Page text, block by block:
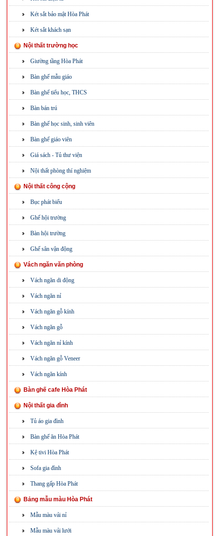
Két sắt bảo mật Hòa Phát
Két sắt khách sạn
Nội thất trường học
Giường tầng Hòa Phát
Bàn ghế mẫu giáo
Bàn ghế tiểu học, THCS
Bàn bán trú
Bàn ghế học sinh, sinh viên
Bàn ghế giáo viên
Giá sách - Tủ thư viện
Nội thất phòng thí nghiệm
Nội thất công cộng
Bục phát biểu
Ghế hội trường
Bàn hội trường
Ghế sân vận động
Vách ngăn văn phòng
Vách ngăn di động
Vách ngăn nỉ
Vách ngăn gỗ kính
Vách ngăn gỗ
Vách ngăn nỉ kính
Vách ngăn gỗ Veneer
Vách ngăn kính
Bàn ghế cafe Hòa Phát
Nội thất gia đình
Tủ áo gia đình
Bàn ghế ăn Hòa Phát
Kệ tivi Hòa Phát
Sofa gia đình
Thang gấp Hòa Phát
Bảng mẫu màu Hòa Phát
Mẫu màu vải nỉ
Mẫu màu vải lưới